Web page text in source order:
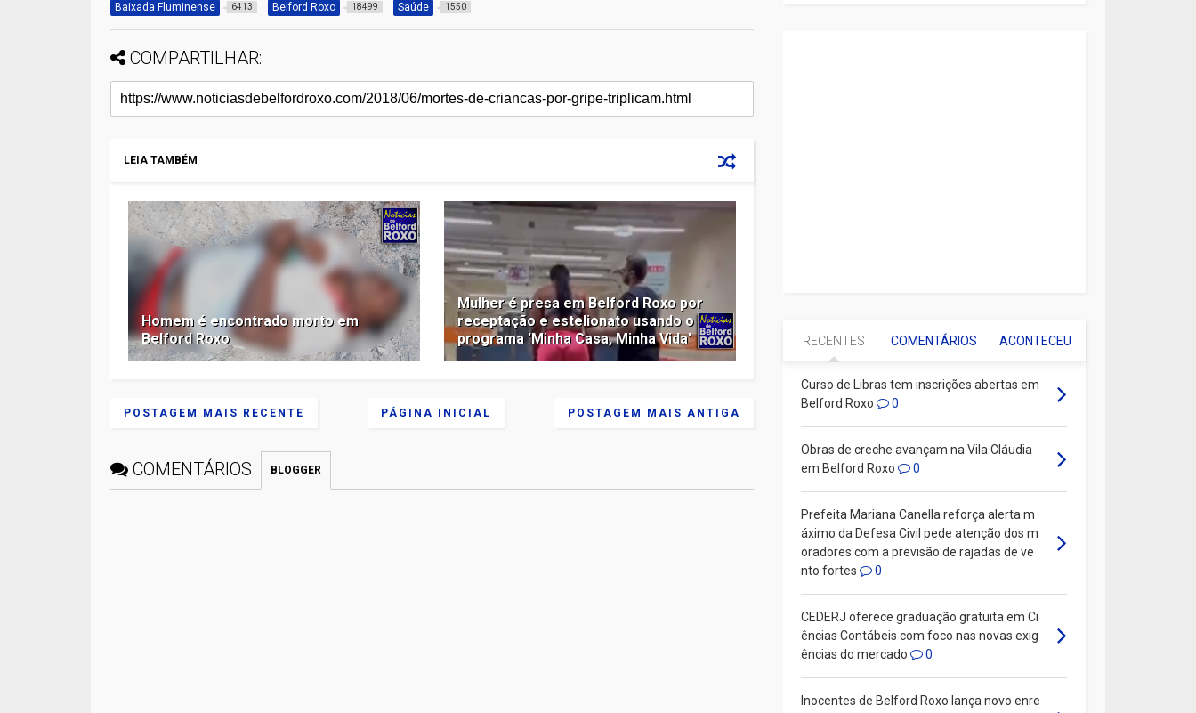
Baixada Fluminense 6413 Belford Roxo 18499 Saúde 1550
COMPARTILHAR:
LEIA TAMBÉM
Homem é encontrado morto em
Belford Roxo
Mulher é presa em Belford Roxo por
receptação e estelionato usando o
programa 'Minha Casa, Minha Vida'
POSTAGEM MAIS RECENTE POSTAGEM MAIS ANTIGA
PÁGINA INICIAL
COMENTÁRIOS BLOGGER
RECENTES COMENTÁRIOS ACONTECEU
Curso de Libras tem inscrições abertas em
Belford Roxo
0
Obras de creche avançam na Vila Cláudia
em Belford Roxo
0
Prefeita Mariana Canella reforça alerta m
áximo da Defesa Civil pede atenção dos m
oradores com a previsão de rajadas de ve
nto fortes
0
CEDERJ oferece graduação gratuita em Ci
ências Contábeis com foco nas novas exig
ências do mercado
0
Inocentes de Belford Roxo lança novo enre